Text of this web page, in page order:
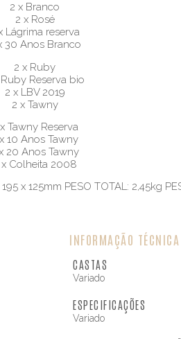
2 x Branco
2 x Rosé
Lágrima reserva
30 Anos Branco
2 x Ruby
Reserva bio
2 x LBV 2019
2 x Tawny
Tawny Reserva
10 Anos Tawny
20 Anos Tawny
x Colheita 2008
x 125mm PESO TOTAL: 2,45kg
INFORMAÇÃO TÉCNICA
CASTAS
Variado
ESPECIFICAÇÕES
Variado